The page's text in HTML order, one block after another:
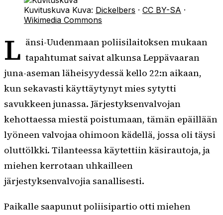
Kuvituskuva Kuva: Dickelbers · CC BY-SA ·
Wikimedia Commons
L änsi-Uudenmaan poliisilaitoksen mukaan
tapahtumat saivat alkunsa Leppävaaran
juna-aseman läheisyydessä kello 22:n aikaan,
kun sekavasti käyttäytynyt mies sytytti
savukkeen junassa. Järjestyksenvalvojan
kehottaessa miestä poistumaan, tämän epäillään
lyöneen valvojaa ohimoon kädellä, jossa oli täysi
oluttölkki. Tilanteessa käytettiin käsirautoja, ja
miehen kerrotaan uhkailleen
järjestyksenvalvojia sanallisesti.
Paikalle saapunut poliisipartio otti miehen